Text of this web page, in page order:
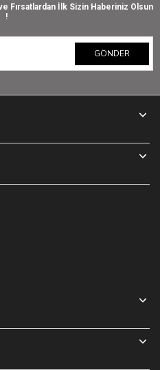
Fırsatlardan İlk Sizin Haberiniz Olsun
!
GÖNDER